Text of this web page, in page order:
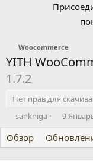
Woocommerce
YITH
1.7.2
Нет прав для
А
т
о
р
sankniga
Д
т
а
н
9
Обзор